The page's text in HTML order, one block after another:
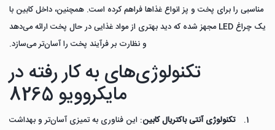
مناسبی را برای پخت و پز انواع غذاها فراهم کرده است. همچنین، داخل کابین با
یک چراغ LED مجهز شده که دید بهتری از مواد غذایی در حال پخت ارائه می‌دهد
و نظارت بر فرآیند پخت را آسان‌تر می‌سازد.
تکنولوژی‌های به کار رفته در
مایکروویو 8265
تکنولوژی آنتی باکتریال کابین: این فناوری به تمیزی آسان‌تر و بهداشت